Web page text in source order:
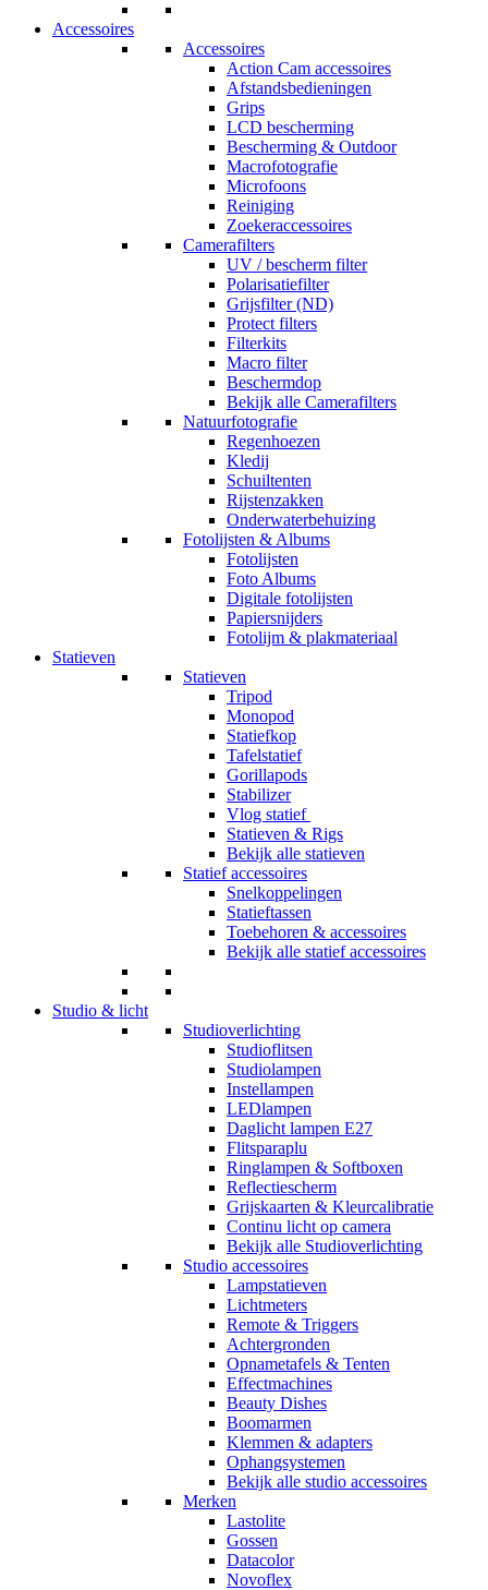
Accessoires
Accessoires
Action Cam accessoires
Afstandsbedieningen
Grips
LCD bescherming
Bescherming & Outdoor
Macrofotografie
Microfoons
Reiniging
Zoekeraccessoires
Camerafilters
UV / bescherm filter
Polarisatiefilter
Grijsfilter (ND)
Protect filters
Filterkits
Macro filter
Beschermdop
Bekijk alle Camerafilters
Natuurfotografie
Regenhoezen
Kledij
Schuiltenten
Rijstenzakken
Onderwaterbehuizing
Fotolijsten & Albums
Fotolijsten
Foto Albums
Digitale fotolijsten
Papiersnijders
Fotolijm & plakmateriaal
Statieven
Statieven
Tripod
Monopod
Statiefkop
Tafelstatief
Gorillapods
Stabilizer
Vlog statief
Statieven & Rigs
Bekijk alle statieven
Statief accessoires
Snelkoppelingen
Statieftassen
Toebehoren & accessoires
Bekijk alle statief accessoires
Studio & licht
Studioverlichting
Studioflitsen
Studiolampen
Instellampen
LEDlampen
Daglicht lampen E27
Flitsparaplu
Ringlampen & Softboxen
Reflectiescherm
Grijskaarten & Kleurcalibratie
Continu licht op camera
Bekijk alle Studioverlichting
Studio accessoires
Lampstatieven
Lichtmeters
Remote & Triggers
Achtergronden
Opnametafels & Tenten
Effectmachines
Beauty Dishes
Boomarmen
Klemmen & adapters
Ophangsystemen
Bekijk alle studio accessoires
Merken
Lastolite
Gossen
Datacolor
Novoflex